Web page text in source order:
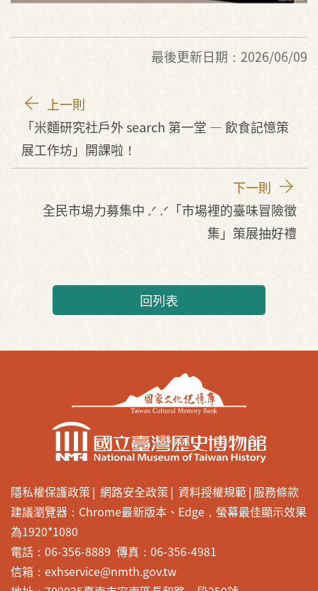
最後更新日期：2026/06/09
上一則
「米麵研究社戶外 search 第一堂 — 飲食記憶策
展工作坊」開課啦！
下一則
全民市場力募集中 .ᐟ .ᐟ「市場裡的臺味冒險徵
集」策展抽好禮
回列表
隱私權保護政策 網路安全政策 資料授權規範 服務條款
建議瀏覽器：Chrome最新版本、Edge，螢幕最佳顯示效果
為1920*1080
電話：06-356-8889 傳真：06-356-4981
信箱：exhservice@nmth.gov.tw